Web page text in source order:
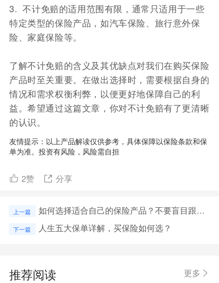
3. 不计免赔的适用范围有限，通常只适用于一些
特定类型的保险产品，如汽车保险、旅行意外保
险、家庭保险等。
了解不计免赔的含义及其优缺点对我们在购买保险
产品时至关重要。在做出选择时，需要根据自身的
情况和需求权衡利弊，以便更好地保障自己的利
益。希望通过这篇文章，你对不计免赔有了更清晰
的认识。
友情提示：以上产品解读仅供参考，具体保障以保险条款和保
单为准。投资有风险，风险需自担
2赞 分享
上一篇 如何选择适合自己的保险产品？不要盲目跟风，按需购买
下一篇 人生五大保单详解，买保险如何选？
推荐阅读 更多